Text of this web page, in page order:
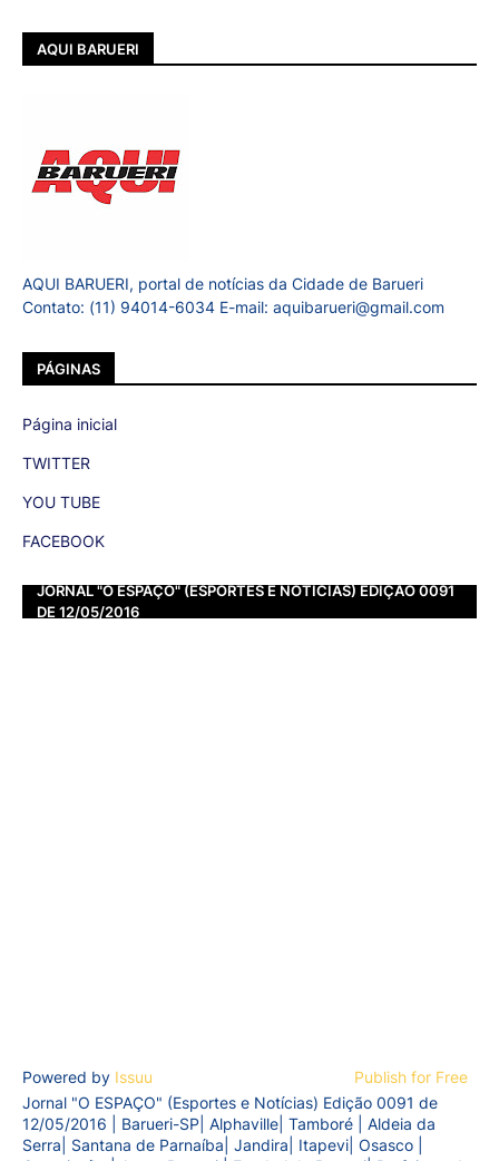
AQUI BARUERI
AQUI BARUERI, portal de notícias da Cidade de Barueri
Contato: (11) 94014-6034 E-mail: aquibarueri@gmail.com
PÁGINAS
Página inicial
TWITTER
YOU TUBE
FACEBOOK
JORNAL "O ESPAÇO" (ESPORTES E NOTÍCIAS) EDIÇÃO 0091
DE 12/05/2016
Powered by Issuu
Publish for Free
Jornal "O ESPAÇO" (Esportes e Notícias) Edição 0091 de
12/05/2016 | Barueri-SP| Alphaville| Tamboré | Aldeia da
Serra| Santana de Parnaíba| Jandira| Itapevi| Osasco |